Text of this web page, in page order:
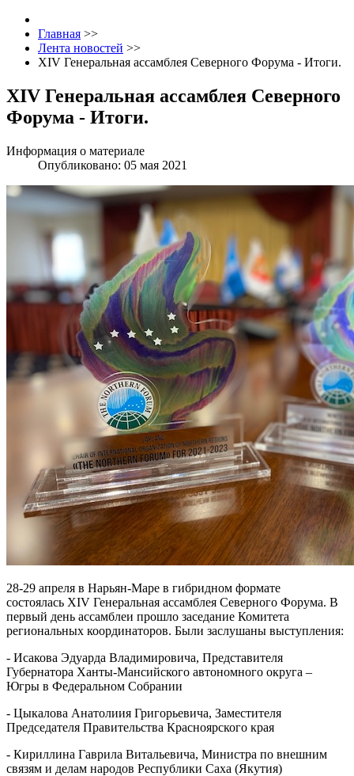
Главная >>
Лента новостей >>
XIV Генеральная ассамблея Северного Форума - Итоги.
XIV Генеральная ассамблея Северного
Форума - Итоги.
Информация о материале
Опубликовано: 05 мая 2021
28-29 апреля в Нарьян-Маре в гибридном формате
состоялась XIV Генеральная ассамблея Северного Форума. В
первый день ассамблеи прошло заседание Комитета
региональных координаторов. Были заслушаны выступления:
- Исакова Эдуарда Владимировича, Представителя
Губернатора Ханты-Мансийского автономного округа –
Югры в Федеральном Собрании
- Цыкалова Анатолиия Григорьевича, Заместителя
Председателя Правительства Красноярского края
- Кириллина Гаврила Витальевича, Министра по внешним
связям и делам народов Республики Саха (Якутия)